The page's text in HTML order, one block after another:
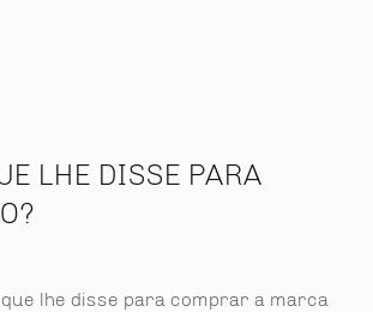
LHE DISSE PARA
que lhe disse para comprar a marca